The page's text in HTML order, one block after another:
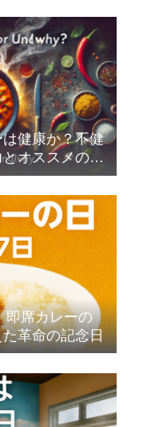
健康か？不健
オススメの食
即席カレーの
革命の記念日